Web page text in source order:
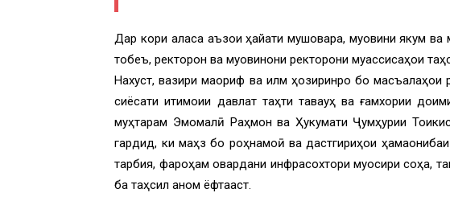
Дар кори ҷаласа аъзои ҳайати мушовара, муовини якум
тобеъ, ректорон ва муовинони ректорони муассисаҳои
Нахуст, вазири маориф ва илм ҳозиринро бо
сиёсати иҷтимоии давлат таҳти таваҷҷуҳ ва ғамхории
муҳтарам Эмомалӣ Раҳмон ва Ҳукумати Ҷумҳурии
гардид, ки маҳз бо роҳнамоӣ ва дастгириҳои
тарбия, фароҳам овардани инфрасохтори муосири соҳа,
ба таҳсил анҷом ёфтааст.